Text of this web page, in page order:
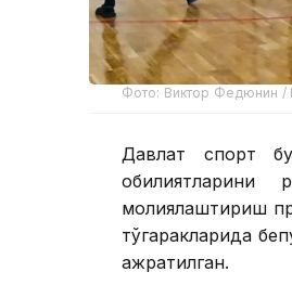
Фото: Виктор Федюнин /
Давлат спорт
молиялаштириш
тўгаракларида
ажратилган.